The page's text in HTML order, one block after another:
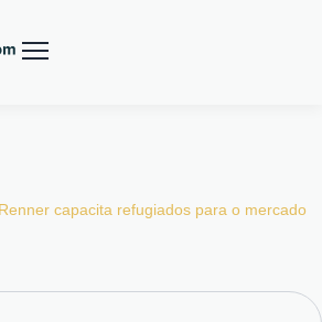
capacita refugiados para o mercado